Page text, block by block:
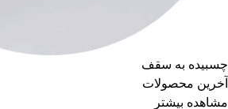
چسبیده به سقف
آخرین محصولات
مشاهده بیشتر